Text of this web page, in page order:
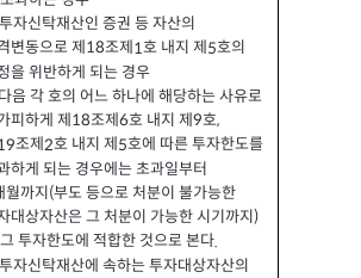
투자신탁재산인 증권 등 자산의
변동으로 제 18조제 1호 내지 제 5호의
을 위반하게 되는 경우
다음 각 호의 어느 하나에 해당하는 사유로
피하게 제 18조제6호 내지 제9호,
조제2호 내지 제 5호에 따른 투자한도를
하게 되는 경우에는 초과일부터
월까지 (부도 등으로 처분이 불가능한
대상자산은 그 처분이 가능한 시기까지 )
투자한도에 적합한 것으로 본다.
투자신탁재산에 속하는 투자대상자산의